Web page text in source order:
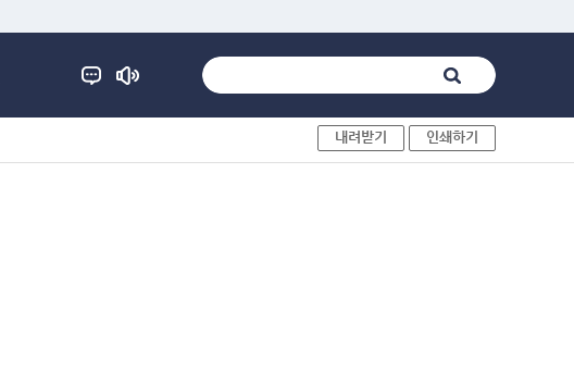
내려받기 인쇄하기